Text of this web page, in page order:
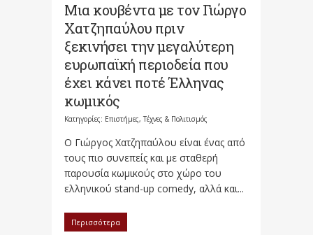
Μια κουβέντα με τον Γιώργο
Χατζηπαύλου πριν
ξεκινήσει την μεγαλύτερη
ευρωπαϊκή περιοδεία που
έχει κάνει ποτέ Έλληνας
κωμικός
Κατηγορίες: Επιστήμες, Τέχνες & Πολιτισμός
Ο Γιώργος Χατζηπαύλου είναι ένας από
τους πιο συνεπείς και με σταθερή
παρουσία κωμικούς στο χώρο του
ελληνικού stand-up comedy, αλλά και...
Περισσότερα